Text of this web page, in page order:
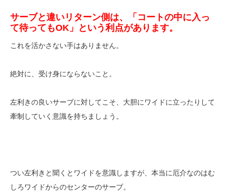
サーブと違いリターン側は、「コートの中に入っ
て待ってもOK」という利点があります。
これを活かさない手はありません。
絶対に、受け身にならないこと。
左利きの良いサーブに対してこそ、大胆にワイドに立ったりして
牽制していく意識を持ちましょう。
つい左利きと聞くとワイドを意識しますが、本当に厄介なのはむ
しろワイドからのセンターのサーブ。